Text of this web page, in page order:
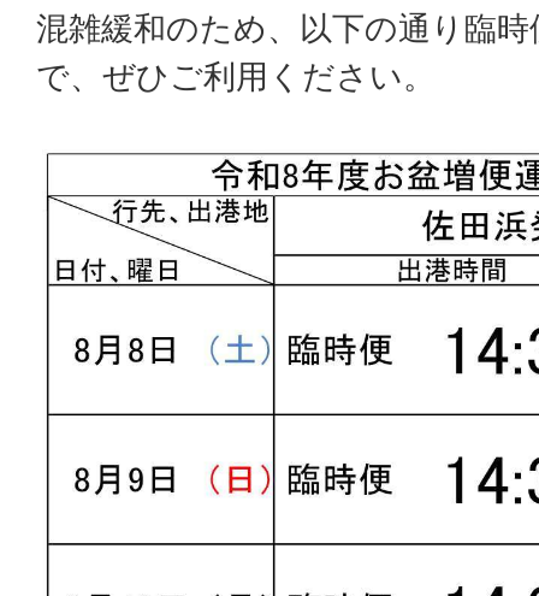
混雑緩和のため、以下の通り臨
で、ぜひご利用ください。